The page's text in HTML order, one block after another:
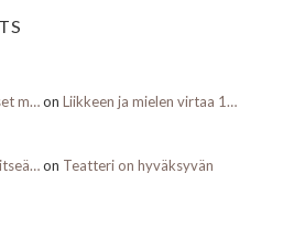
m…on Liikkeen ja mielen virtaa 1…
on Teatteri on hyväksyvän